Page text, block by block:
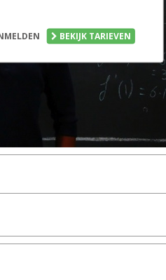
BEKIJK TARIEVEN